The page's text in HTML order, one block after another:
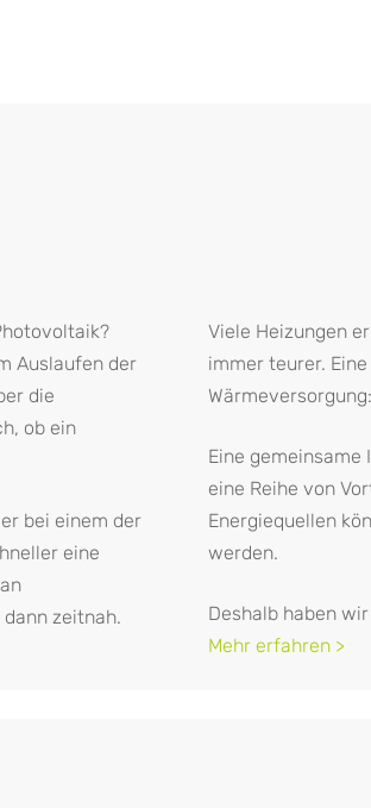
Auslaufen der
die
ob ein
bei einem der
eine
zeitnah.
Viele Heizungen
immer teurer.
Eine
eine Reihe von
Energiequellen
werden.
Deshalb haben
Mehr erfahren >